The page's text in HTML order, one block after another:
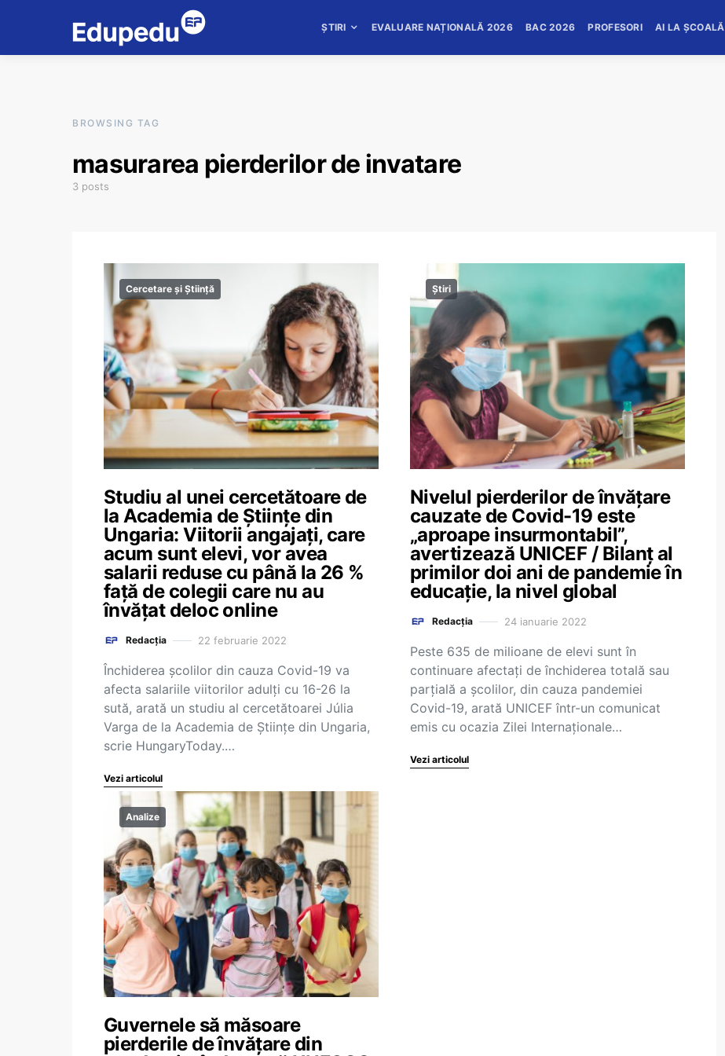
ȘTIRI EVALUARE NAȚIONALĂ 2026 BAC 2026 PROFESORI AI LA ȘCOALĂ
BROWSING TAG
masurarea pierderilor de invatare
3 posts
Cercetare și Știință
Studiu al unei cercetătoare de
la Academia de Științe din
Ungaria: Viitorii angajați, care
acum sunt elevi, vor avea
salarii reduse cu până la 26 %
față de colegii care nu au
învățat deloc online
Redacția 22 februarie 2022
Închiderea școlilor din cauza Covid-19 va
afecta salariile viitorilor adulți cu 16-26 la
sută, arată un studiu al cercetătoarei Júlia
Varga de la Academia de Științe din Ungaria,
scrie HungaryToday.…
Vezi articolul
Știri
Nivelul pierderilor de învățare
cauzate de Covid-19 este
„aproape insurmontabil”,
avertizează UNICEF / Bilanț al
primilor doi ani de pandemie în
educație, la nivel global
Redacția 24 ianuarie 2022
Peste 635 de milioane de elevi sunt în
continuare afectați de închiderea totală sau
parțială a școlilor, din cauza pandemiei
Covid-19, arată UNICEF într-un comunicat
emis cu ocazia Zilei Internaționale…
Vezi articolul
Analize
Guvernele să măsoare
pierderile de învățare din